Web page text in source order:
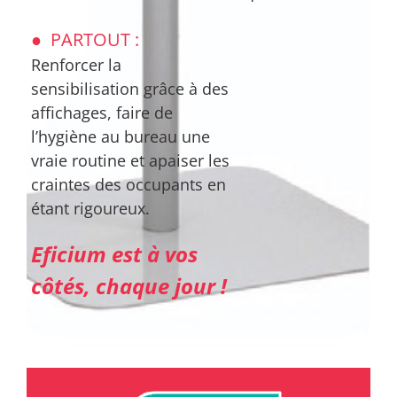
● PARTOUT :
Renforcer la
sensibilisation grâce à des
affichages, faire de
l’hygiène au bureau une
vraie routine et apaiser les
craintes des occupants en
étant rigoureux.
Eficium est à vos
côtés, chaque jour !